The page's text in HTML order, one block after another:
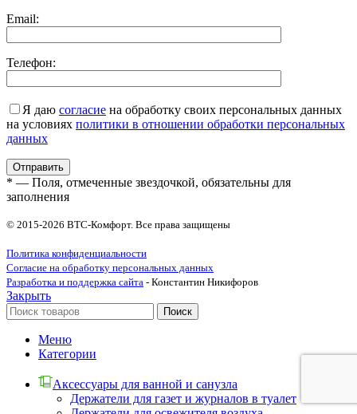
Email:
Телефон:
Я даю согласие на обработку своих персональных данных
на условиях политики в отношении обработки персональных
данных
* — Поля, отмеченные звездочкой, обязательны для
заполнения
© 2015-2026 ВТС-Комфорт. Все права защищены
Политика конфиденциальности
Согласие на обработку персональных данных
Разработка и поддержка сайта - Константин Никифоров
Закрыть
Поиск
Меню
Категории
Аксессуары для ванной и санузла
Держатели для газет и журналов в туалет